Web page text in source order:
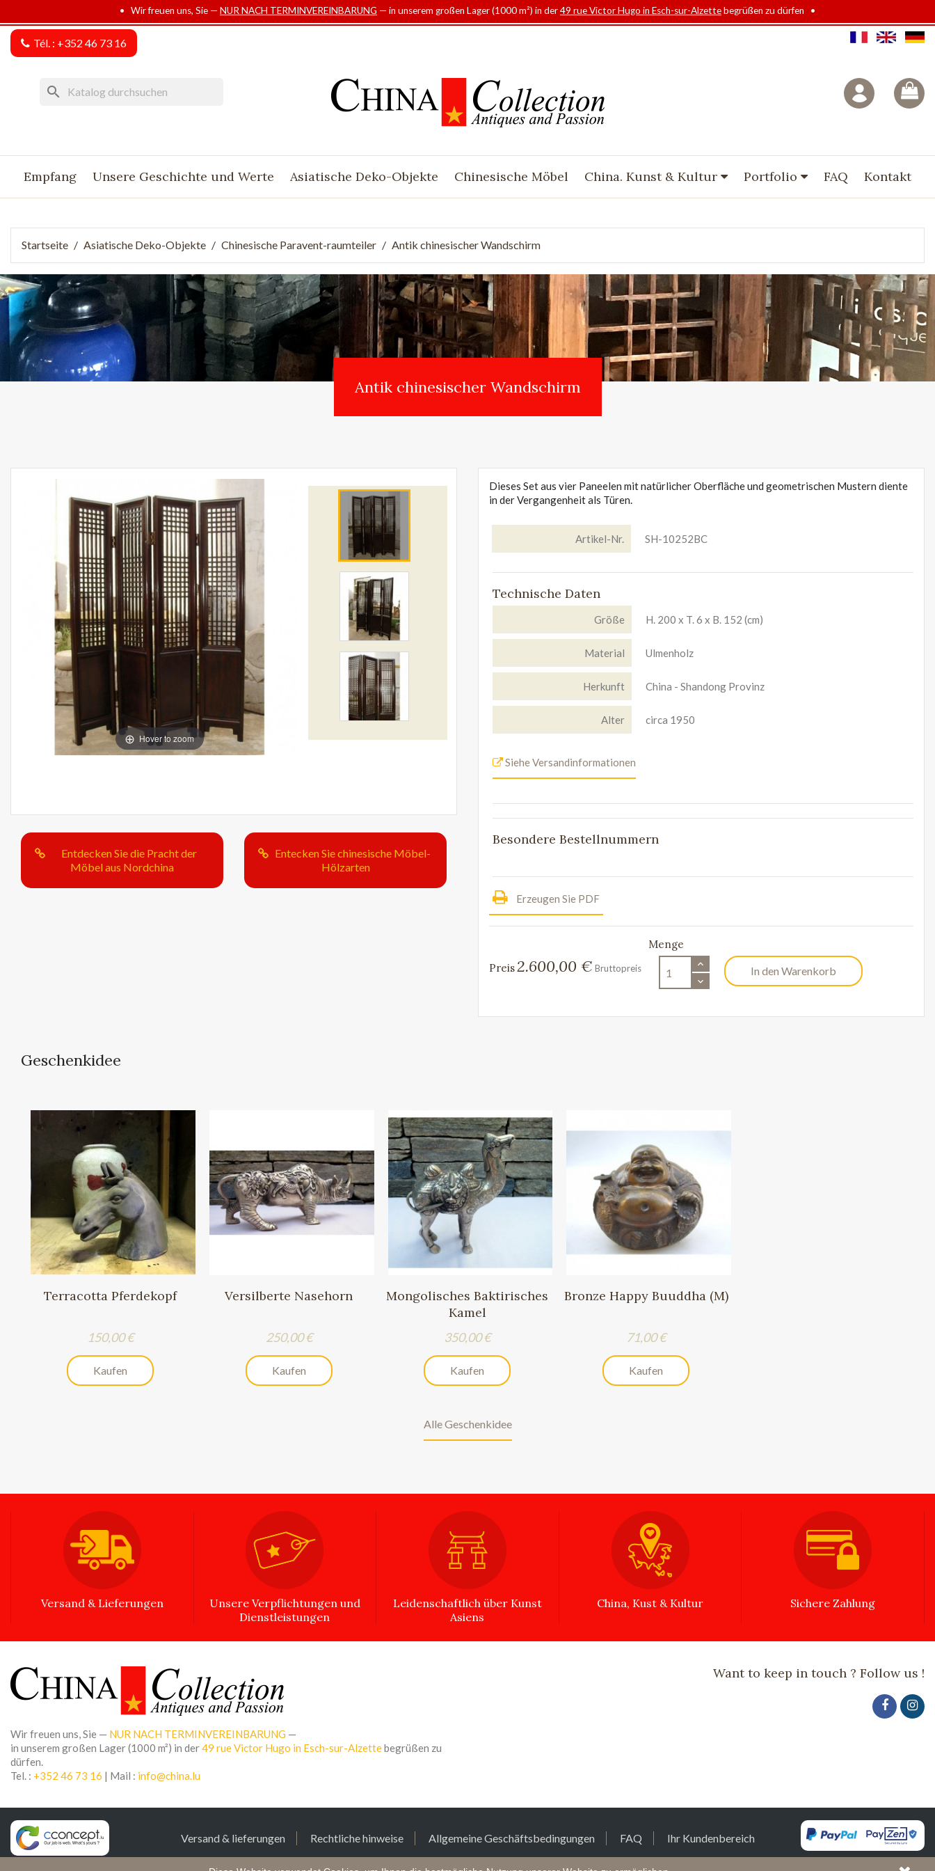
• Wir freuen uns, Sie — NUR NACH TERMINVEREINBARUNG — in unserem großen Lager (1000 m²) in der49 rue Victor Hugo in Esch-sur-Alzettebegrüßen zu dürfen •
Tél. : +352 46 73 16
search
Empfang Unsere Geschichte und Werte Asiatische Deko-Objekte Chinesische Möbel China. Kunst & Kultur Portfolio FAQ Kontakt
Startseite Asiatische Deko-Objekte Chinesische Paravent-raumteiler Antik chinesischer Wandschirm
Antik chinesischer Wandschirm
Hover to zoom
Entdecken Sie die Pracht der
Möbel aus Nordchina
Entecken Sie chinesische Möbel-
Hölzarten
Dieses Set aus vier Paneelen mit natürlicher Oberfläche und geometrischen Mustern diente
in der Vergangenheit als Türen.
Artikel-Nr. SH-10252BC
Technische Daten
Größe H. 200 x T. 6 x B. 152 (cm)
Material Ulmenholz
Herkunft China - Shandong Provinz
Alter circa 1950
Siehe Versandinformationen
Besondere Bestellnummern
Erzeugen Sie PDF
Preis2.600,00 € Bruttopreis
Menge
In den Warenkorb
Geschenkidee
Terracotta Pferdekopf
Preis
150,00 €
Kaufen
Versilberte Nasehorn
Preis
250,00 €
Kaufen
Mongolisches Baktirisches
Kamel
Preis
350,00 €
Kaufen
Bronze Happy Buuddha (M)
Preis
71,00 €
Kaufen
Alle Geschenkidee
Versand & Lieferungen
Unsere Verpflichtungen und
Dienstleistungen
Leidenschaftlich über Kunst
Asiens
China, Kust & Kultur Sichere Zahlung
Wir freuen uns, Sie — NUR NACH TERMINVEREINBARUNG —
in unserem großen Lager (1000 m²) in der49 rue Victor Hugo in Esch-sur-Alzettebegrüßen zu
dürfen.
Tel. : +352 46 73 16 | Mail : info@china.lu
Want to keep in touch ? Follow us !
Versand & lieferungen Rechtliche hinweise Allgemeine Geschäftsbedingungen FAQ Ihr Kundenbereich